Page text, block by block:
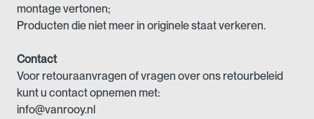
montage vertonen;
Producten die niet meer in originele staat verkeren.
Contact
Voor retouraanvragen of vragen over ons retourbeleid
kunt u contact opnemen met:
info@vanrooy.nl